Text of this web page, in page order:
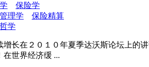
保险学
理学
保险精算
哲学
长在２０１０年夏季达沃斯论坛上的
在世界经济缓 ...